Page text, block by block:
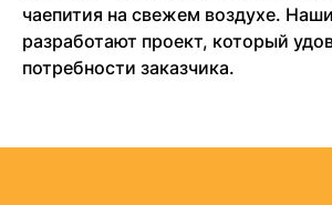
чаепития на свежем воздухе.
разработают проект, который
потребности заказчика.